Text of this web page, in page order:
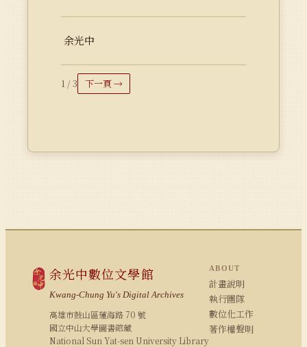
余光中
1 / 3 下一頁 →
余光中數位文學館
Kwang-Chung Yu's Digital Archives
高雄市鼓山區蓮海路 70 號
國立中山大學圖書館藏
National Sun Yat-sen University Library
ABOUT
計畫說明
執行團隊
數位化工作
著作權聲明